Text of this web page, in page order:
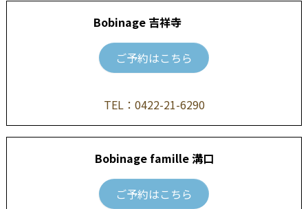
Bobinage 吉祥寺
ご予約はこちら
TEL： 0422-21-6290
Bobinage famille 溝口
ご予約はこちら